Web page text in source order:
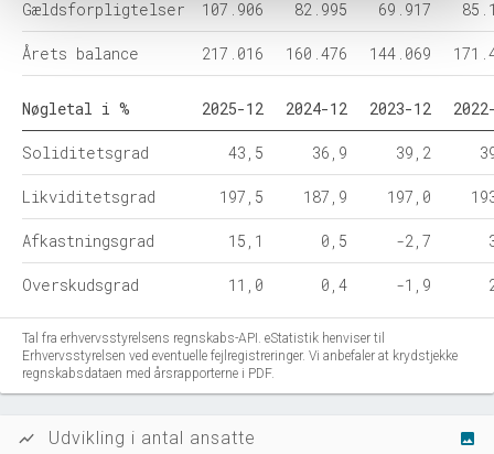
Gældsforpligtelser 107.906 82.995 69.917
Årets balance 217.016 160.476 144.069
Nøgletal i % 2025-12 2024-12 2023-12
Soliditetsgrad 43,5 36,9 39,2
Likviditetsgrad 197,5 187,9 197,0
Afkastningsgrad 15,1 0,5 -2,7
Overskudsgrad 11,0 0,4 -1,9
Tal fra erhvervsstyrelsens regnskabs-API. eStatistik henviser til
Erhvervsstyrelsen ved eventuelle fejlregistreringer. Vi anbefaler at krydstjekke
regnskabsdataen med årsrapporterne i PDF.
show_chart Udvikling i antal ansatte image